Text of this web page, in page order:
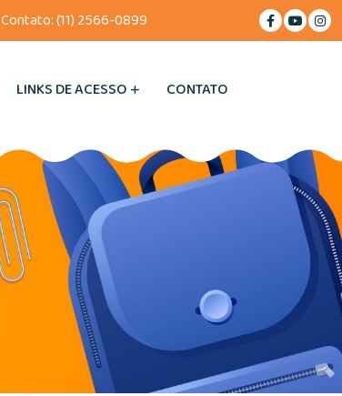
Contato:(11) 2566-0899
LINKS DE ACESSO CONTATO